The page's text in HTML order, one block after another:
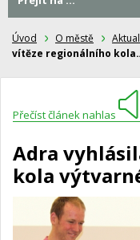
Úvod O městě
vítěze regionálního
Přečíst článek nahlas
Adra
kola